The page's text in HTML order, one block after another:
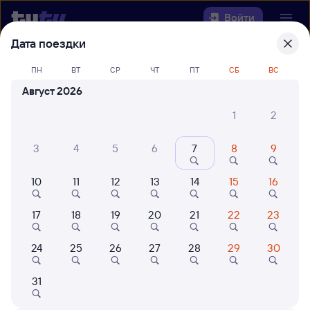
Войти
Выберите день, чтобы найтиж/д
билеты Ряжск-1 — Кинель
Куда
Когда
Кто едет
Найти поезда
Дата поездки
ПН ВТ СР ЧТ ПТ СБ ВС
Август 2026
1
2
3 4 5 6 7 8 9
10 11 12 13 14 15 16
17 18 19 20 21 22 23
24 25 26 27 28 29 30
31